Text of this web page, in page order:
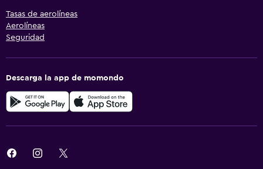
Tasas de aerolíneas
Aerolíneas
Seguridad
Descarga la app de momondo